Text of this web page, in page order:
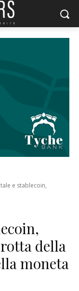
e stablecoin,
della
moneta